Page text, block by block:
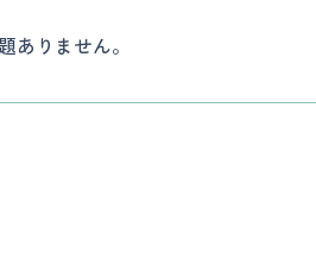
りません。